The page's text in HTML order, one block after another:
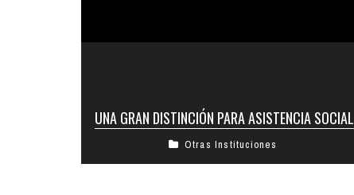
UNA GRAN DISTINCIÓN PARA ASISTENCIA SOCIAL
Nos complace comunicar que el día martes 18
de Junio, ASISTENCIA SOCIAL
Otras Instituciones